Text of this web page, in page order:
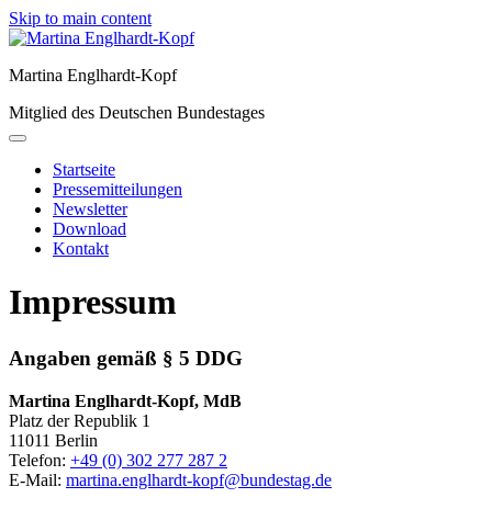
Skip to main content
Martina Englhardt-Kopf
Mitglied des Deutschen Bundestages
Startseite
Pressemitteilungen
Newsletter
Download
Kontakt
Impressum
Angaben gemäß § 5 DDG
Martina Englhardt-Kopf, MdB
Platz der Republik 1
11011 Berlin
Telefon: +49 (0) 302 277 287 2
E-Mail: martina.englhardt-kopf@bundestag.de